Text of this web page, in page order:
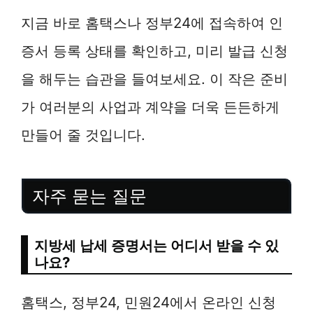
지금 바로 홈택스나 정부24에 접속하여 인
증서 등록 상태를 확인하고, 미리 발급 신청
을 해두는 습관을 들여보세요. 이 작은 준비
가 여러분의 사업과 계약을 더욱 든든하게
만들어 줄 것입니다.
자주 묻는 질문
지방세 납세 증명서는 어디서 받을 수 있
나요?
홈택스, 정부24, 민원24에서 온라인 신청